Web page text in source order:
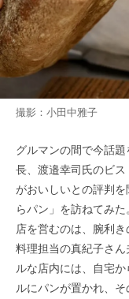
撮影：小田中雅子
グルマンの間で今話
長、渡邉幸司氏のビス
がおいしいとの評判
らパン」を訪ねてみた
店を営むのは、腕利
料理担当の真紀子さ
ルな店内には、自宅
ルにパンが置かれ、